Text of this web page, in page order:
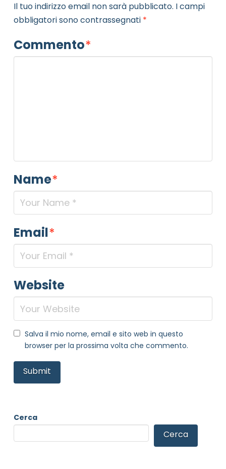
Il tuo indirizzo email non sarà pubblicato. I campi
obbligatori sono contrassegnati *
Commento*
Name*
Email*
Website
Salva il mio nome, email e sito web in questo
browser per la prossima volta che commento.
Cerca
Cerca
NOME STRUTTURA*
MAIL REFERENTE